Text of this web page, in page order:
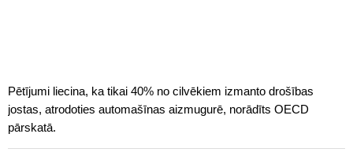
Pētījumi liecina, ka tikai 40% no cilvēkiem izmanto drošības
jostas, atrodoties automašīnas aizmugurē, norādīts OECD
pārskatā.